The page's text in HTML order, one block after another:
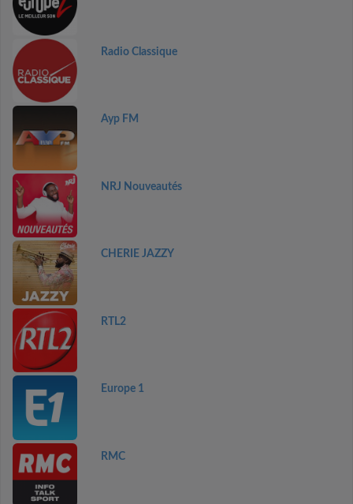
Radio Classique
Ayp FM
NRJ Nouveautés
CHERIE JAZZY
RTL2
Europe 1
RMC